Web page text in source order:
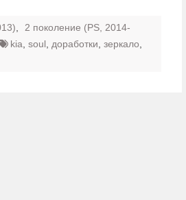
2 поколение (PS, 2014-
kia soul доработки зеркало